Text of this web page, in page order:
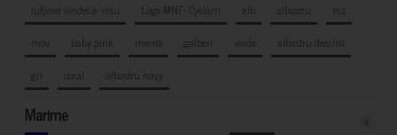
Iubirea vindecă- roșu
Logo MNF- Cyclam alb albastru
roz
mov
baby pink mentă galben verde
albastru deschis
gri
coral albastru navy
Marime